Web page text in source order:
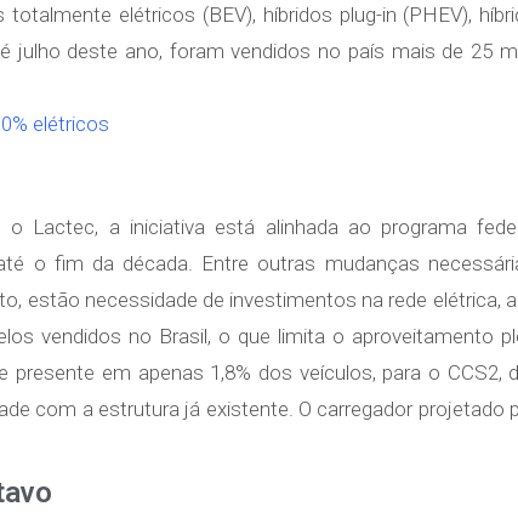
totalmente elétricos (BEV), híbridos plug-in (PHEV),
julho deste ano, foram vendidos no país mais de 25
elétricos
Lactec, a iniciativa está alinhada ao programa
o fim da década. Entre outras mudanças
estão necessidade de investimentos na rede elétrica,
vendidos no Brasil, o que limita o aproveitamento
presente em apenas 1,8% dos veículos, para o
com a estrutura já existente. O carregador